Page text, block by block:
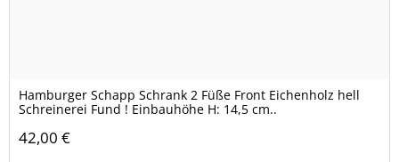
Hamburger Schapp Schrank 2 Füße Front Eichenholz hell
Schreinerei Fund ! Einbauhöhe H: 14,5 cm..
42,00 €